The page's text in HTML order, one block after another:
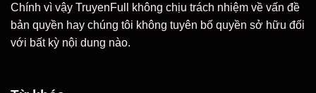
Chính vì vậy TruyenFull không chịu trách nhiệm về vấn đề
bản quyền hay chúng tôi không tuyên bố quyền sở hữu đối
với bất kỳ nội dung nào.